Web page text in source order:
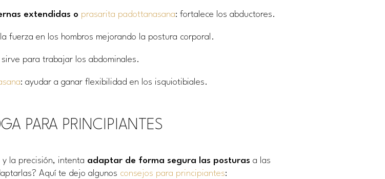
extendidas o prasarita padottanasana: fortalece los abductores.
fuerza en los hombros mejorando la postura corporal.
sirve para trabajar los abdominales.
: ayudar a ganar flexibilidad en los isquiotibiales.
PARA PRINCIPIANTES
la precisión, intenta adaptar de forma segura las posturas a las
Aquí te dejo algunos consejos para principiantes: